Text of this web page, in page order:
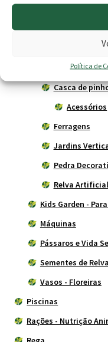
Política de
Árvores de Jardim
Decoração
Casca de
Acessórios
Ferragens
Jardins
Pedra
Relva Artificial
Kids Garden -
Máquinas
Pássaros e Vida
Sementes de Relva
Vasos - Floreiras
Piscinas
Rações - Nutrição